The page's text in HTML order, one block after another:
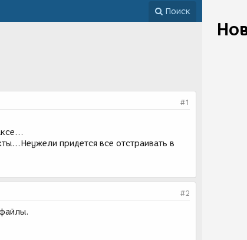
Поиск
#1
придется все отстраивать в
#2